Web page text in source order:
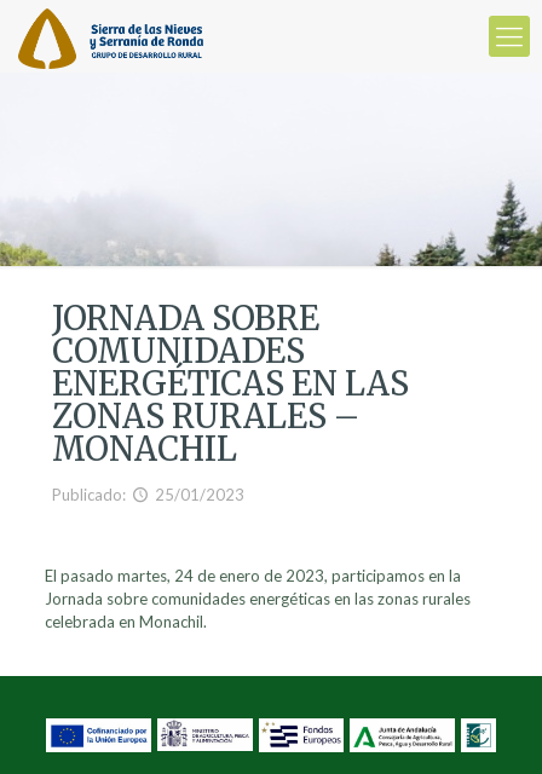
JORNADA SOBRE
COMUNIDADES
ENERGÉTICAS EN LAS
ZONAS RURALES –
MONACHIL
Publicado: 25/01/2023
El pasado martes, 24 de enero de 2023, participamos en la
Jornada sobre comunidades energéticas en las zonas rurales
celebrada en Monachil.